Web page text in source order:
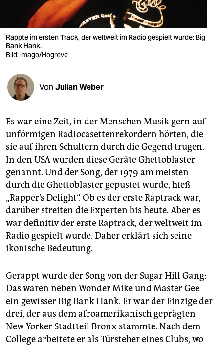
verlag
verlag
veranstaltungen
shop
fragen & hilfe
abo
genossenschaft
epaper login
Rappte im ersten Track, der weltweit im Radio gespielt wurde: Big
Bank Hank.
Bild: imago/Hogreve
Von Julian Weber
Es war eine Zeit, in der Menschen Musik gern auf
unförmigen Radiocasettenrekordern hörten, die
sie auf ihren Schultern durch die Gegend trugen.
In den USA wurden diese Geräte Ghettoblaster
genannt. Und der Song, der 1979 am meisten
durch die Ghettoblaster gepustet wurde, hieß
„Rapper’s Delight“. Ob es der erste Raptrack war,
darüber streiten die Experten bis heute. Aber es
war definitiv der erste Raptrack, der weltweit im
Radio gespielt wurde. Daher erklärt sich seine
ikonische Bedeutung.
Gerappt wurde der Song von der Sugar Hill Gang:
Das waren neben Wonder Mike und Master Gee
ein gewisser Big Bank Hank. Er war der Einzige der
drei, der aus dem afroamerikanisch geprägten
New Yorker Stadtteil Bronx stammte. Nach dem
College arbeitete er als Türsteher eines Clubs, wo